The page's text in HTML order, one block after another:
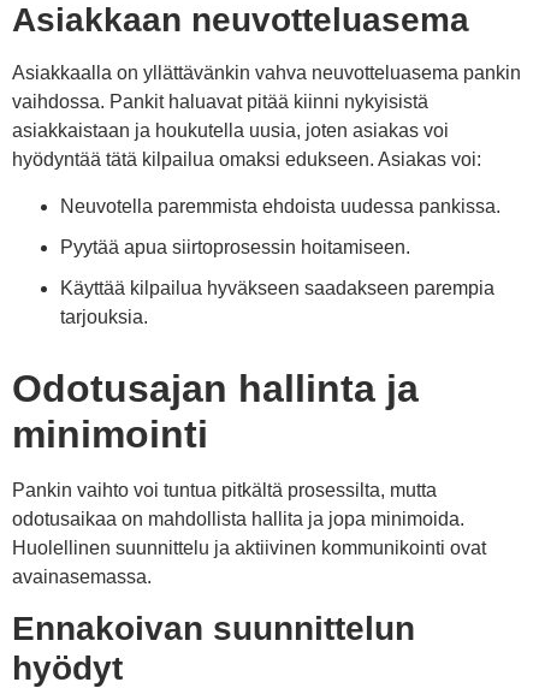
Asiakkaan neuvotteluasema
Asiakkaalla on yllättävänkin vahva neuvotteluasema pankin
vaihdossa. Pankit haluavat pitää kiinni nykyisistä
asiakkaistaan ja houkutella uusia, joten asiakas voi
hyödyntää tätä kilpailua omaksi edukseen. Asiakas voi:
Neuvotella paremmista ehdoista uudessa pankissa.
Pyytää apua siirtoprosessin hoitamiseen.
Käyttää kilpailua hyväkseen saadakseen parempia
tarjouksia.
Odotusajan hallinta ja
minimointi
Pankin vaihto voi tuntua pitkältä prosessilta, mutta
odotusaikaa on mahdollista hallita ja jopa minimoida.
Huolellinen suunnittelu ja aktiivinen kommunikointi ovat
avainasemassa.
Ennakoivan suunnittelun
hyödyt